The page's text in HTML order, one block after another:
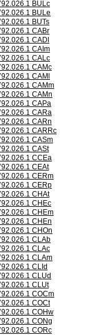
BULc
BULe
BUTs
CABr
CADl
CAIm
CALc
CAMc
CAMl
CAMm
CAMn
CAPa
CARa
CARn
CARRc
CASm
CASt
CCEa
CEAt
CERm
CERp
CHAt
CHEc
CHEm
CHEn
CHOn
CLAb
CLAc
CLAm
CLId
CLUd
CLUt
COCm
COCt
COHw
CONg
CORc